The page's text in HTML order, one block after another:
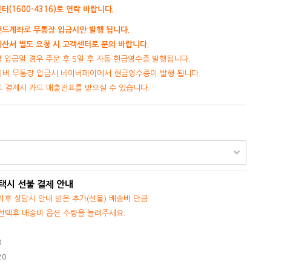
터(1600-4316)로 연락 바랍니다.
드계좌로 무통장 입금시만 발행 됩니다.
산서 별도 요청 시 고객센터로 문의 바랍니다.
입금일 경우 주문 후 5일 후 자동 현금영수증 발행됩니다.
무통장 입금시 네이버페이에서 현금영수증이 발행 됩니다.
결제시 카드 매출전표를 받으실 수 있습니다.
시 선불 결제 안내
후 상담시 안내 받은 추가(선불) 배송비 만큼
택후 배송비 옵션 수량을 늘려주세요.